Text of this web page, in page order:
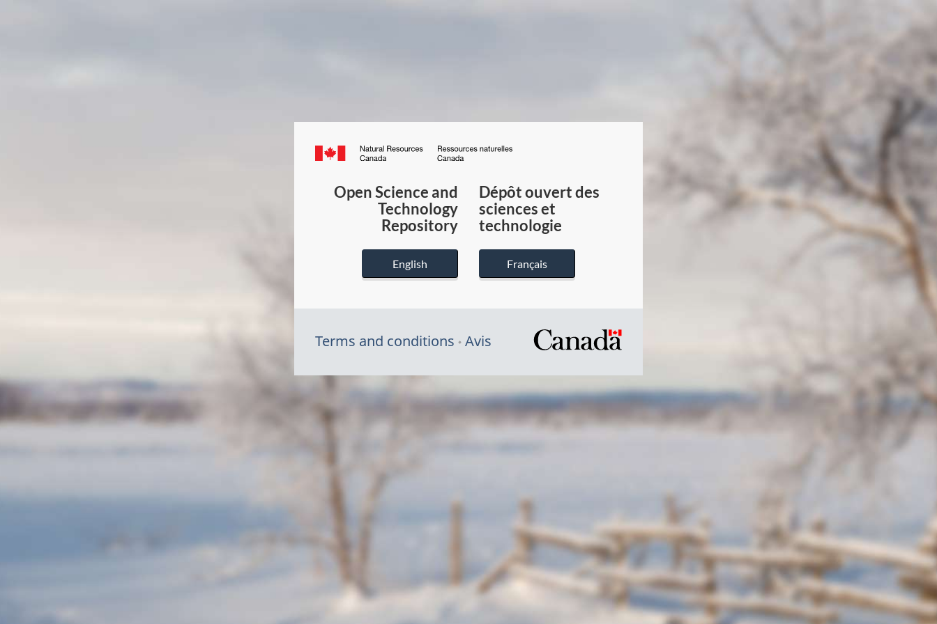
Canada.ca
du
Canada
Open Science and
Technology
Repository
English
Dépôt ouvert des
sciences et
technologie
Français
Terms and conditions Avis
/
du
gouvernement
du